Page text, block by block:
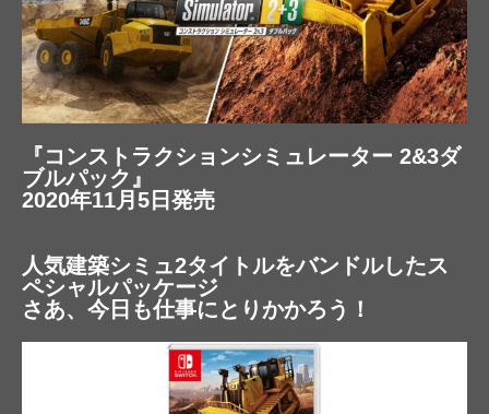
『コンストラクションシミュレーター 2&3ダ
ブルパック』
2020年11月5日発売
人気建築シミュ2タイトルをバンドルしたス
ペシャルパッケージ
さあ、今日も仕事にとりかかろう！